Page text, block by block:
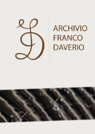
Archivio
Franco
Daverio